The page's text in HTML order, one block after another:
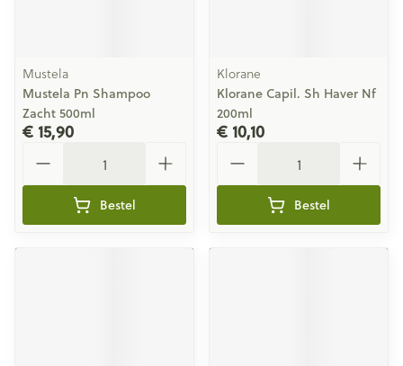
Mustela
Mustela Pn Shampoo
Zacht 500ml
€ 15,90
Bestel
Klorane
Klorane Capil. Sh Haver Nf
200ml
€ 10,10
Bestel